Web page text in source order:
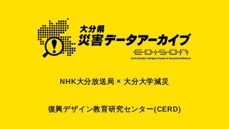
NHK大分放送局 × 大分大学減災
復興デザイン教育研究センター(CERD)